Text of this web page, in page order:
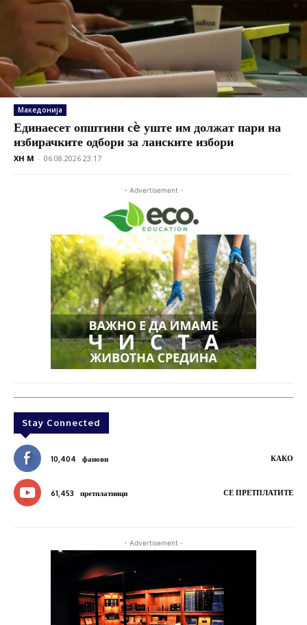
Македонија
Единаесет општини сè уште им должат пари на
избирачките одбори за ланските избори
XH M - 06.08.2026 23:17
- Advertisement -
Stay Connected
10,404 фанови КАКО
61,453 претплатници СЕ ПРЕТПЛАТИТЕ
- Advertisement -